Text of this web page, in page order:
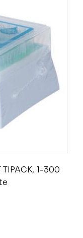
TIPACK, 1-300